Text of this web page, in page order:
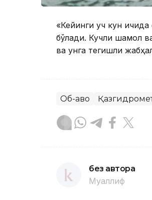
«Кейинги уч кун ичида
бўлади. Кучли шамол
ва унга тегишли
Об-ҳаво
без автора
Муаллиф